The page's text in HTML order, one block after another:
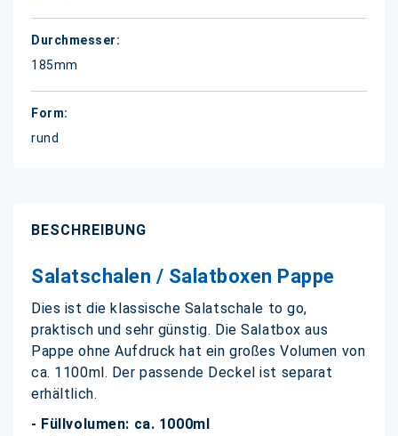
185mm
rund
BESCHREIBUNG
Salatschalen / Salatboxen Pappe
Dies ist die klassische Salatschale to go,
praktisch und sehr günstig. Die Salatbox aus
Pappe ohne Aufdruck hat ein großes Volumen von
ca. 1100ml. Der passende Deckel ist separat
erhältlich.
- Füllvolumen: ca. 1000ml